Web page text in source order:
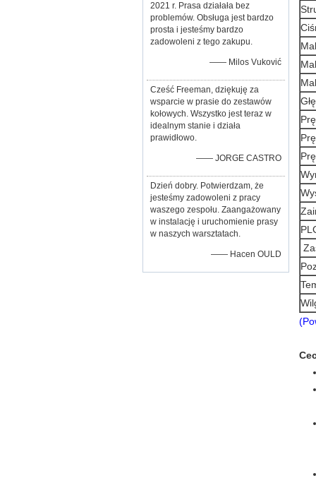
2021 r. Prasa działała bez
problemów. Obsługa jest bardzo
prosta i jesteśmy bardzo
zadowoleni z tego zakupu.
—— Milos Vuković
Cześć Freeman, dziękuję za
wsparcie w prasie do zestawów
kołowych. Wszystko jest teraz w
idealnym stanie i działa
prawidłowo.
—— JORGE CASTRO
Dzień dobry. Potwierdzam, że
jesteśmy zadowoleni z pracy
waszego zespołu. Zaangażowany
w instalację i uruchomienie prasy
w naszych warsztatach.
—— Hacen OULD